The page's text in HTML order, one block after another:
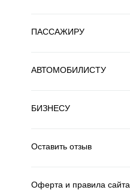
ПАССАЖИРУ
АВТОМОБИЛИСТУ
БИЗНЕСУ
Оставить отзыв
Оферта и правила сайта